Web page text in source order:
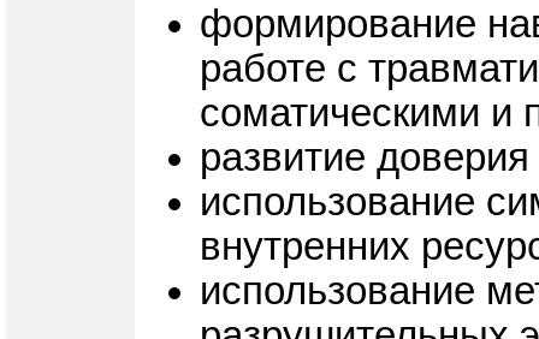
формирование
работе с
соматическими и
развитие
использование
внутренних
использование